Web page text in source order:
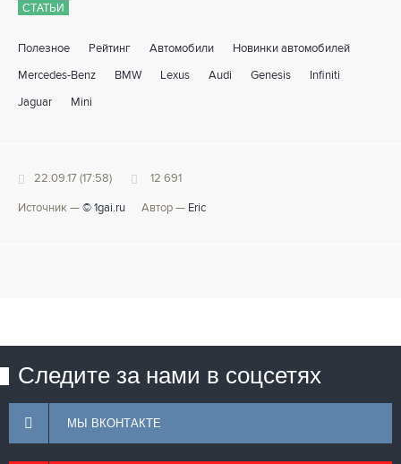
СТАТЬИ
Полезное Рейтинг Автомобили Новинки автомобилей
Mercedes-Benz BMW Lexus Audi Genesis Infiniti
Jaguar Mini
22.09.17 (17:58) 12 691
Источник — © 1gai.ru Автор — Eric
Следите за нами в соцсетях
МЫ ВКОНТАКТЕ